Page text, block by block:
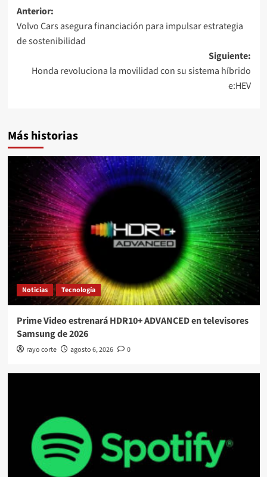
Navegación
de
entradas
Anterior:
Volvo Cars asegura financiación para impulsar estrategia
de sostenibilidad
Siguiente:
Honda revoluciona la movilidad con su sistema híbrido
e:HEV
Más historias
Noticias Tecnología
Prime Video estrenará HDR10+ ADVANCED en televisores
Samsung de 2026
rayo corte agosto 6, 2026 0